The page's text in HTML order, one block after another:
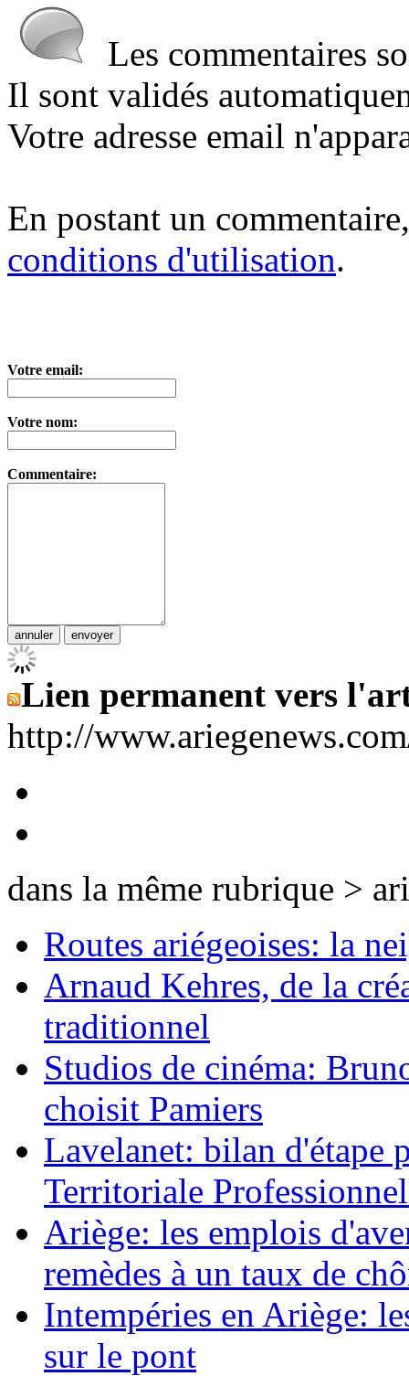
Les commentaires
Il sont validés
Votre adresse email
En postant un
conditions d'utilisation.
Votre email:
Votre nom:
Commentaire:
Lien permanent vers
http://
dans la même rubrique >
Routes ariégeoises: la
Arnaud Kehres, de la
traditionnel
Studios de cinéma:
choisit Pamiers
Lavelanet: bilan d'étape
Territoriale
Ariège: les emplois
remèdes à un taux de
Intempéries en Ariège:
sur le pont